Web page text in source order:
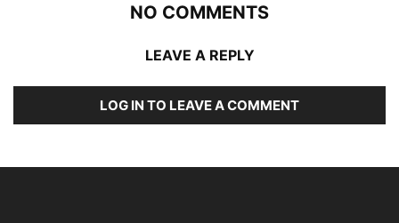
NO COMMENTS
LEAVE A REPLY
LOG IN TO LEAVE A COMMENT